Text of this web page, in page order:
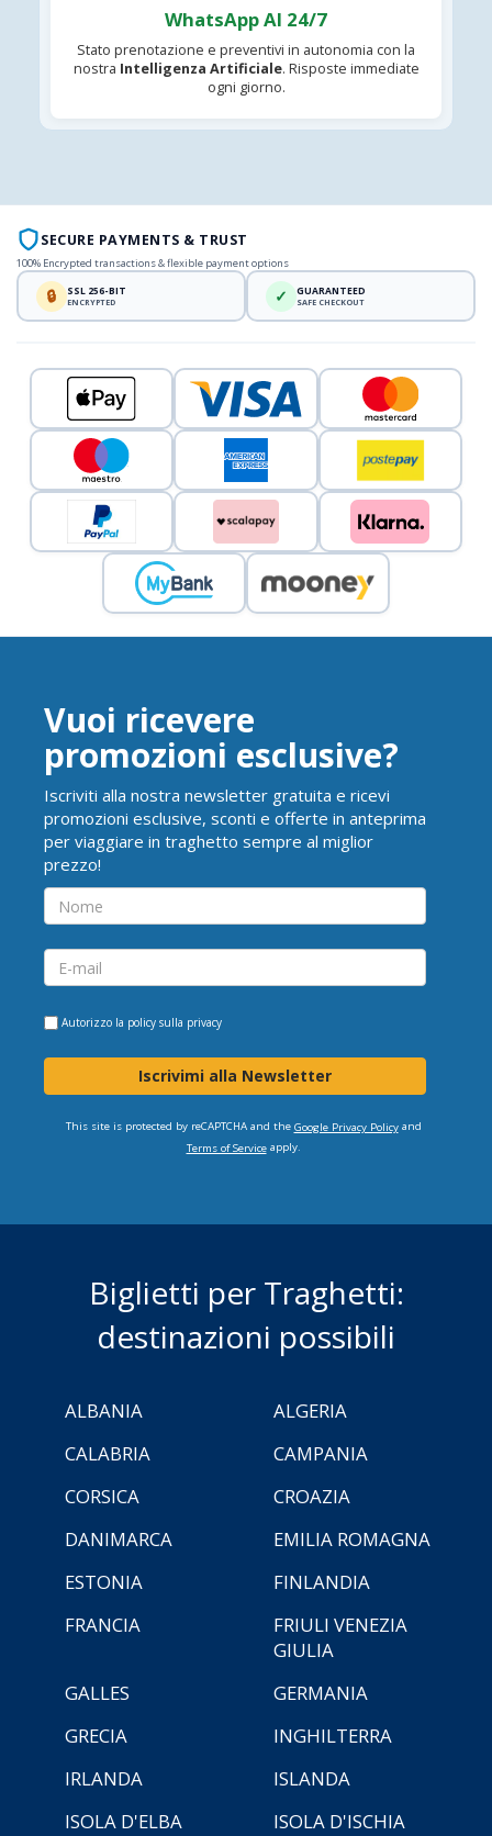
WhatsApp AI 24/7
Stato prenotazione e preventivi in autonomia con la
nostra Intelligenza Artificiale. Risposte immediate
ogni giorno.
SECURE PAYMENTS & TRUST
100% Encrypted transactions & flexible payment options
🔒 SSL 256-BIT
ENCRYPTED ✓ GUARANTEED
SAFE CHECKOUT
Vuoi ricevere
promozioni esclusive?
Iscriviti alla nostra newsletter gratuita e ricevi
promozioni esclusive, sconti e offerte in anteprima
per viaggiare in traghetto sempre al miglior
prezzo!
Autorizzo la policy sulla privacy
Iscrivimi alla Newsletter
This site is protected by reCAPTCHA and the Google Privacy Policyand
Terms of Serviceapply.
Biglietti per Traghetti:
destinazioni possibili
ALBANIA
ALGERIA
CALABRIA
CAMPANIA
CORSICA
CROAZIA
DANIMARCA
EMILIA ROMAGNA
ESTONIA
FINLANDIA
FRANCIA
FRIULI VENEZIA
GIULIA
GALLES
GERMANIA
GRECIA
INGHILTERRA
IRLANDA
ISLANDA
ISOLA D'ELBA
ISOLA D'ISCHIA